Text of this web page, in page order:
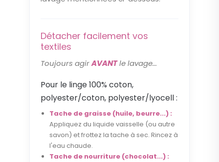
Détacher facilement vos
textiles
Toujours agirAVANTle lavage...
Pour le linge 100% coton,
polyester/coton, polyester/lyocell :
Tache de graisse (huile, beurre...) :
Appliquez du liquide vaisselle (ou autre
savon) et frottez la tache à sec. Rincez à
l'eau chaude.
Tache de nourriture (chocolat...) :